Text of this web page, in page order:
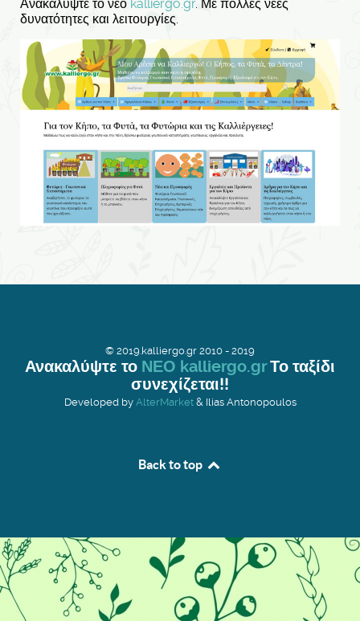
Ανακαλύψτε το νέο kalliergo.gr. Με πολλές νέες
δυνατότητες και λειτουργίες.
© 2019.kalliergo.gr 2010 - 2019
Ανακαλύψτε το ΝΕΟ kalliergo.grΤο ταξίδι
συνεχίζεται!!
Developed by AlterMarket& Ilias Antonopoulos
Back to top